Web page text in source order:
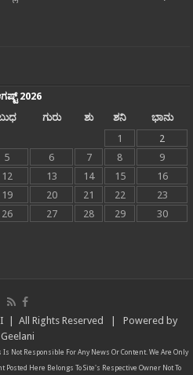
2026
ಗುರು ಶು ಶನಿ
ಭಾನು
1
2
5 6 7 8
9
12 13 14 15
16
19 20 21 22
23
26 27 28 29
30
| All Rights Reserved | Powered by
Geelani
Is Not Responsible For Any News Or Content. We Are Only
Posted Here Belongs To Site's Respective Owner Not To